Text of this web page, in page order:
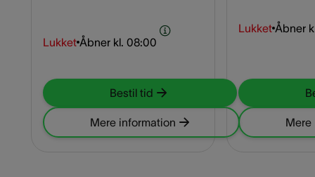
Lukket Åbner kl. 08:00
Bestil tid
Mere information
Lukket Åbner
Mere